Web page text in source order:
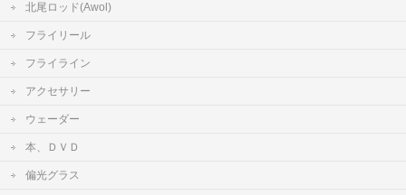
北尾ロッド(Awol)
フライリール
フライライン
アクセサリー
ウェーダー
本、ＤＶＤ
偏光グラス